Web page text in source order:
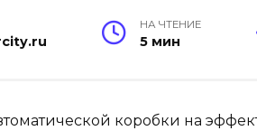
НА ЧТЕНИЕ
5 мин
коробки на